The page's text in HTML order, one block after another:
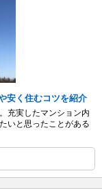
安く住むコツを紹介
充実したマンション内
いと思ったことがある